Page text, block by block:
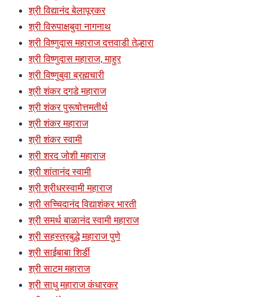
श्री विद्यानंद बेलापूरकर
श्री विरुपाक्षबुवा नागनाथ
श्री विष्णुदास महाराज दत्तवाडी तेल्हारा
श्री विष्णुदास महाराज, माहुर
श्री विष्णुबुवा ब्रह्मचारी
श्री शंकर दगडे महाराज
श्री शंकर पुरूषोत्तमतीर्थ
श्री शंकर महाराज
श्री शंकर स्वामी
श्री शरद जोशी महाराज
श्री शांतानंद स्वामी
श्री श्रीधरस्वामी महाराज
श्री सच्चिदानंद विद्याशंकर भारती
श्री समर्थ बाळानंद स्वामी महाराज
श्री सहस्त्रबुद्धे महाराज पुणे
श्री साईबाबा शिर्डी
श्री साटम महाराज
श्री साधु महाराज कंधारकर